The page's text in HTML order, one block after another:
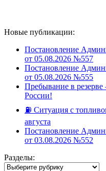
Новые публикации:
Постановление
от 05.08.2026 №557
Постановление
от 05.08.2026 №555
Пребывание в
России!
⛽️ Ситуация с
августа
Постановление
от 03.08.2026 №552
Разделы:
Разделы: